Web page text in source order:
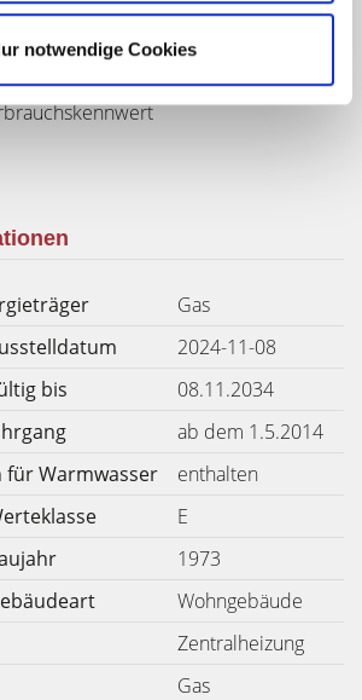
notwendige Cookies
/ (m²*a)
Gas
2024-11-08
bis
08.11.2034
ab dem 1.5.2014
für Warmwasser
enthalten
E
1973
Wohngebäude
Zentralheizung
Gas